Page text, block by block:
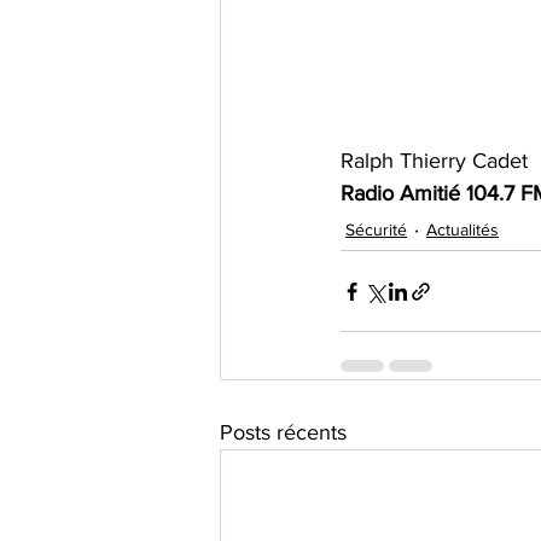
Ralph Thierry Cadet
Radio Amitié 104.7
Sécurité Actualités
Posts récents